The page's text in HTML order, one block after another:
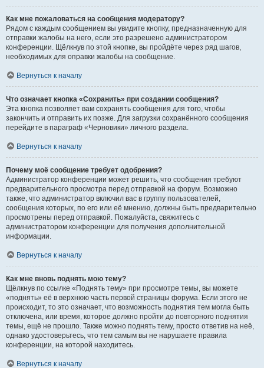
Как мне пожаловаться на сообщения модератору?
Рядом с каждым сообщением вы увидите кнопку, предназначенную для
отправки жалобы на него, если это разрешено администратором
конференции. Щёлкнув по этой кнопке, вы пройдёте через ряд шагов,
необходимых для оправки жалобы на сообщение.
Вернуться к началу
Что означает кнопка «Сохранить» при создании сообщения?
Эта кнопка позволяет вам сохранять сообщения для того, чтобы
закончить и отправить их позже. Для загрузки сохранённого сообщения
перейдите в параграф «Черновики» личного раздела.
Вернуться к началу
Почему моё сообщение требует одобрения?
Администратор конференции может решить, что сообщения требуют
предварительного просмотра перед отправкой на форум. Возможно
также, что администратор включил вас в группу пользователей,
сообщения которых, по его или её мнению, должны быть предварительно
просмотрены перед отправкой. Пожалуйста, свяжитесь с
администратором конференции для получения дополнительной
информации.
Вернуться к началу
Как мне вновь поднять мою тему?
Щёлкнув по ссылке «Поднять тему» при просмотре темы, вы можете
«поднять» её в верхнюю часть первой страницы форума. Если этого не
происходит, то это означает, что возможность поднятия тем могла быть
отключена, или время, которое должно пройти до повторного поднятия
темы, ещё не прошло. Также можно поднять тему, просто ответив на неё,
однако удостоверьтесь, что тем самым вы не нарушаете правила
конференции, на которой находитесь.
Вернуться к началу